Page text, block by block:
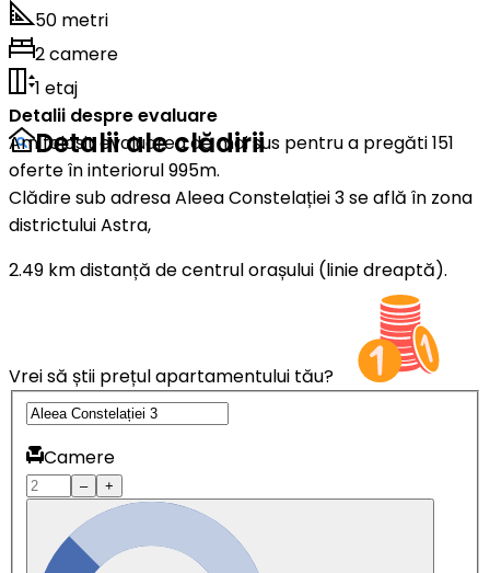
50 metri
2 camere
1 etaj
Detalii despre evaluare
Am folosit evaluarea de mai sus pentru a pregăti 151
oferte în interiorul 995m.
Detalii ale clădirii
Clădire sub adresa Aleea Constelației 3 se află în zona
districtului Astra,
2.49 km distanță de centrul orașului (linie dreaptă).
Vrei să știi prețul apartamentului tău?
Camere
– +